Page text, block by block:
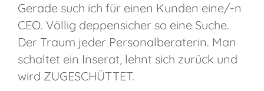
Gerade such ich für einen Kunden eine/-n
CEO. Völlig deppensicher so eine Suche.
Der Traum jeder Personalberaterin. Man
schaltet ein Inserat, lehnt sich zurück und
wird ZUGESCHÜTTET.